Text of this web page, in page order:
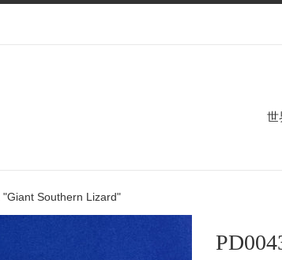
世
"Giant Southern Lizard"